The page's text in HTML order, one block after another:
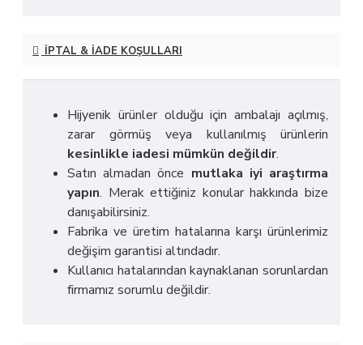
İPTAL & İADE KOŞULLARI
Hijyenik ürünler olduğu için ambalajı açılmış,
zarar görmüş veya kullanılmış ürünlerin
kesinlikle iadesi mümkün değildir.
Satın almadan önce mutlaka iyi araştırma
yapın. Merak ettiğiniz konular hakkında bize
danışabilirsiniz.
Fabrika ve üretim hatalarına karşı ürünlerimiz
değişim garantisi altındadır.
Kullanıcı hatalarından kaynaklanan sorunlardan
firmamız sorumlu değildir.